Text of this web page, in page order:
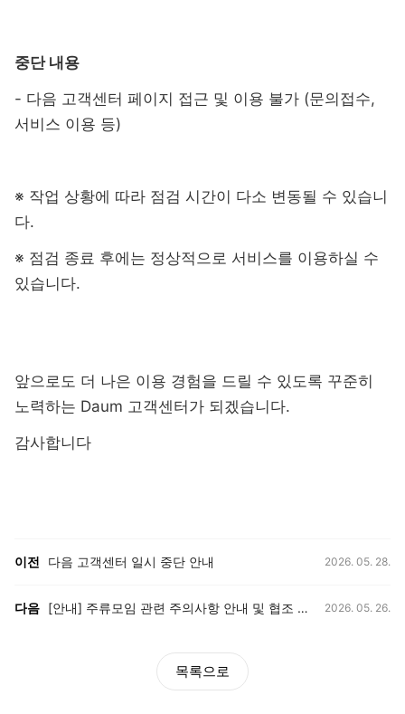
중단 내용
- 다음 고객센터 페이지 접근 및 이용 불가 (문의접수,
서비스 이용 등)
※ 작업 상황에 따라 점검 시간이 다소 변동될 수 있습니
다.
※ 점검 종료 후에는 정상적으로 서비스를 이용하실 수
있습니다.
앞으로도 더 나은 이용 경험을 드릴 수 있도록 꾸준히
노력하는 Daum 고객센터가 되겠습니다.
감사합니다
이전 다음 고객센터 일시 중단 안내 2026. 05. 28.
다음 [안내] 주류모임 관련 주의사항 안내 및 협조 요청 (국세청) 2026. 05. 26.
목록으로